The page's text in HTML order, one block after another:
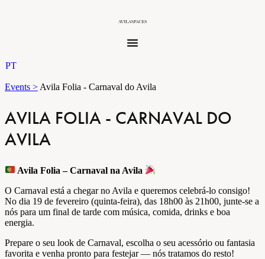
PT
Events > Avila Folia - Carnaval do Avila
AVILA FOLIA - CARNAVAL DO
AVILA
Avila Folia – Carnaval na Avila
O Carnaval está a chegar no Avila e queremos celebrá-lo consigo!
No dia 19 de fevereiro (quinta-feira), das 18h00 às 21h00, junte-se a
nós para um final de tarde com música, comida, drinks e boa
energia.
Prepare o seu look de Carnaval, escolha o seu acessório ou fantasia
favorita e venha pronto para festejar — nós tratamos do resto!